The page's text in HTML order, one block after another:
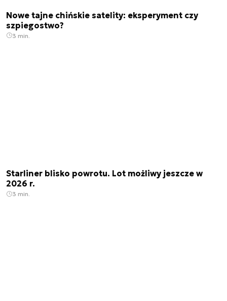
Nowe tajne chińskie satelity: eksperyment czy
szpiegostwo?
3 min.
Starliner blisko powrotu. Lot możliwy jeszcze w
2026 r.
3 min.